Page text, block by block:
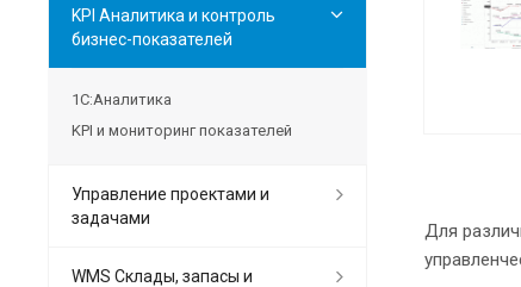
Для
KPI Аналитика и контроль
бизнес-показателей
1С:Аналитика
KPI и мониторинг показателей
Управление проектами и
задачами
WMS Склады, запасы и